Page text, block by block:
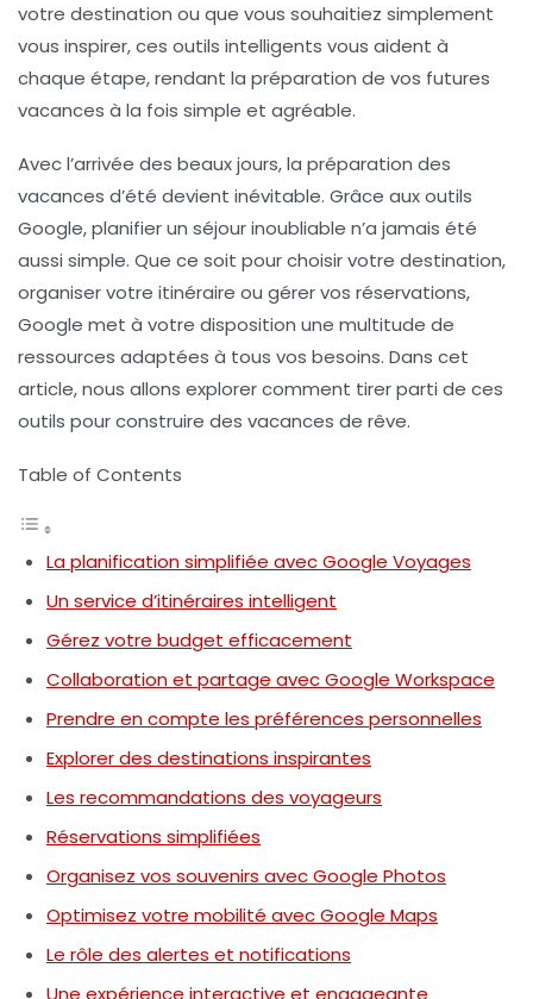
votre destination ou que vous souhaitiez simplement
vous inspirer, ces outils intelligents vous aident à
chaque étape, rendant la préparation de vos futures
vacances à la fois simple et agréable.
Avec l’arrivée des beaux jours, la préparation des
vacances d’été devient inévitable. Grâce auxoutils
Google, planifier un séjour inoubliable n’a jamais été
aussi simple. Que ce soit pour choisir votre destination,
organiser votre itinéraire ou gérer vos réservations,
Google met à votre disposition une multitude de
ressources adaptées à tous vos besoins. Dans cet
article, nous allons explorer comment tirer parti de ces
outils pour construire des vacances de rêve.
Table of Contents
La planification simplifiée avec Google Voyages
Un service d’itinéraires intelligent
Gérez votre budget efficacement
Collaboration et partage avec Google Workspace
Prendre en compte les préférences personnelles
Explorer des destinations inspirantes
Les recommandations des voyageurs
Réservations simplifiées
Organisez vos souvenirs avec Google Photos
Optimisez votre mobilité avec Google Maps
Le rôle des alertes et notifications
Une expérience interactive et engageante